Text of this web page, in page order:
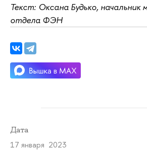
Текст: Оксана Будько, начальник
отдела ФЭН
Дата
17 января 2023